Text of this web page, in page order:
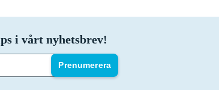
i vårt nyhetsbrev!
Prenumerera